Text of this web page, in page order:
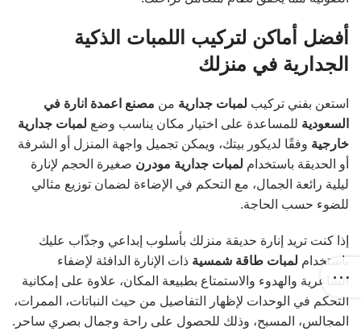
أفضل أماكن لتركيب اللمبات الذكية
الجدارية في منزلك
استعن بفني تركيب لمبات جدارية من مصنع اعمدة انارة في
السعودية للمساعدة على اختيار مكان يناسب وضع لمبات جدارية
خارجية وفقًا لديكور بيتك، ويمكن تجميل واجهة المنزل أو الشرفة
أو الحديقة باستخدام لمبات جدارية مودرن صغيرة الحجم لإنارة
ليلية رائعة الجمال، مع التحكم في الإضاءة لضمان توزيع مثالي
للضوء حسب الحاجة.
إذا كنت تريد إنارة حديقة منزلك بأسلوب إبداعي وجذّاب عليك
باستخدام لمبات طاقة شمسية ذات الإنارة الدافئة لإضفاء
الشاعرية والهدوء والاستمتاع بطبيعة المكان، علاوة على إمكانية
التحكم في الوحدات لإظهار التفاصيل من حيث النباتات، الممرات،
المجالس، المسبح، وذلك للحصول على راحة وجمال بصري ساحر.